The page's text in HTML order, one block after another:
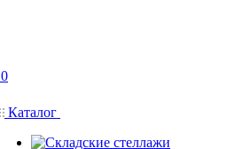
0
Каталог